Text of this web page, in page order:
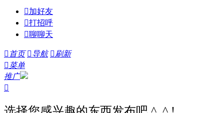
加好友
打招呼
聊聊天
 首页 导航 刷新
菜单
推广
